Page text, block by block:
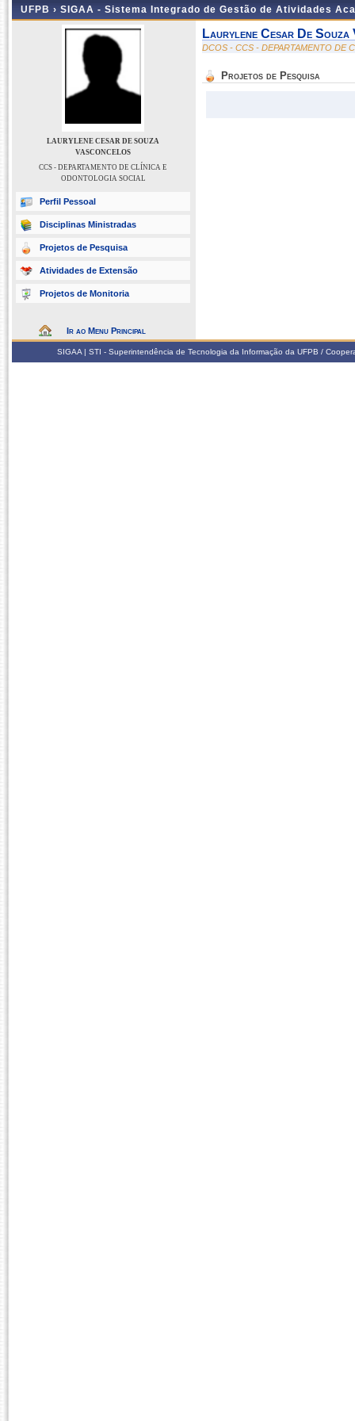
UFPB › SIGAA - Sistema Integrado de Gestão de Atividades
LAURYLENE CESAR DE SOUZA
VASCONCELOS
CCS - DEPARTAMENTO DE CLÍNICA E
ODONTOLOGIA SOCIAL
Perfil Pessoal
Disciplinas Ministradas
Projetos de Pesquisa
Atividades de Extensão
Projetos de Monitoria
Ir ao Menu Principal
Laurylene Cesar De Souza
DCOS - CCS - DEPARTAMENTO DE
Projetos de Pesquisa
SIGAA | STI - Superintendência de Tecnologia da Informação da UFPB /